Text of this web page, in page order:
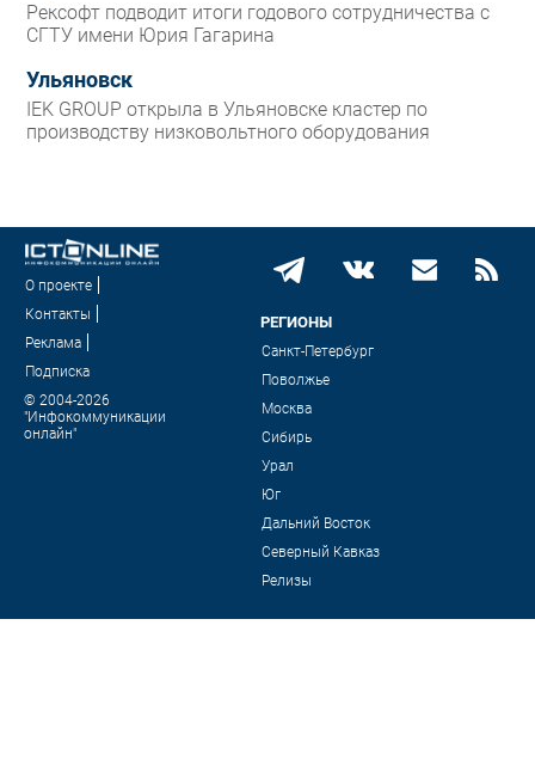
Рексофт подводит итоги годового сотрудничества с
СГТУ имени Юрия Гагарина
Ульяновск
IEK GROUP открыла в Ульяновске кластер по
производству низковольтного оборудования
О проекте
Контакты
Реклама
Подписка
© 2004-2026
"Инфокоммуникации
онлайн"
РЕГИОНЫ
Санкт-Петербург
Поволжье
Москва
Сибирь
Урал
Юг
Дальний Восток
Северный Кавказ
Релизы